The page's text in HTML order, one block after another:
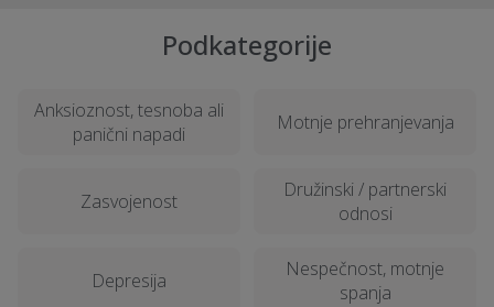
Podkategorije
Anksioznost, tesnoba ali
panični napadi
Motnje prehranjevanja
Zasvojenost
Družinski / partnerski
odnosi
Depresija
Nespečnost, motnje
spanja